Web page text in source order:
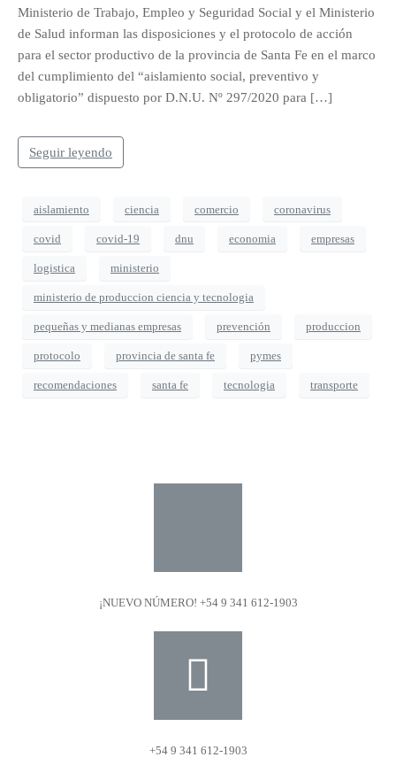
Ministerio de Trabajo, Empleo y Seguridad Social y el Ministerio
de Salud informan las disposiciones y el protocolo de acción
para el sector productivo de la provincia de Santa Fe en el marco
del cumplimiento del “aislamiento social, preventivo y
obligatorio” dispuesto por D.N.U. Nº 297/2020 para […]
Seguir leyendo
aislamiento ciencia comercio coronavirus
covid covid-19 dnu economia empresas
logistica ministerio
ministerio de produccion ciencia y tecnologia
pequeñas y medianas empresas prevención produccion
protocolo provincia de santa fe pymes
recomendaciones santa fe tecnologia transporte
¡NUEVO NÚMERO! +54 9 341 612-1903
+54 9 341 612-1903